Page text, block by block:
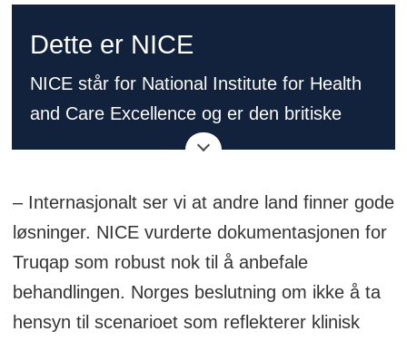
Dette er NICE
NICE står for National Institute for Health
and Care Excellence og er den britiske
helsemyndigheten som vurderer
legemidler og behandlinger før innføring i
NHS (det britiske helsevesenet).
Organisasjonen lager retningslinjer og
anbefalinger basert på helseøkonomiske
analyser og dokumentasjon, og
– Internasjonalt ser vi at andre land finner gode
løsninger. NICE vurderte dokumentasjonen for
Truqap som robust nok til å anbefale
behandlingen. Norges beslutning om ikke å ta
hensyn til scenarioet som reflekterer klinisk